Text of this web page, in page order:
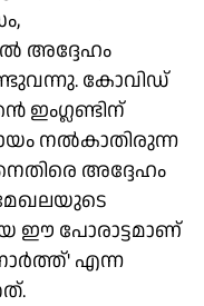
അദ്ദേഹം
കോവിഡ്
ഇംഗ്ലണ്ടിന്
നല്‍കാതിരുന്ന
അദ്ദേഹം
ഈ പോരാട്ടമാണ്
എന്ന